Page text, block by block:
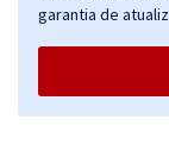
INTENSIVÃO
garantia de